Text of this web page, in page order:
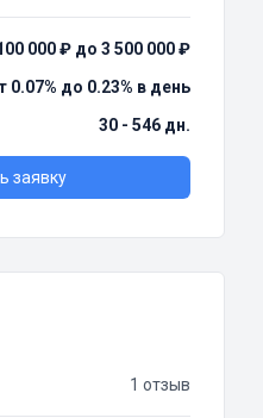
000 ₽ до 3 500 000 ₽
0.07% до 0.23% в день
30 - 546 дн.
заявку
1 отзыв